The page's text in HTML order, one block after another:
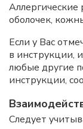
Аллергические
оболочек,
Если у Вас
в инструкции,
любые другие
инструкции,
Следует